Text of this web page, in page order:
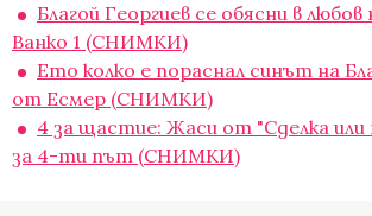
Благой Георгиев се обясни в
Ванко 1 (СНИМКИ)
Ето колко е пораснал синът на
от Есмер (СНИМКИ)
4 за щастие: Жаси от "Сделка
за 4-ти път (СНИМКИ)